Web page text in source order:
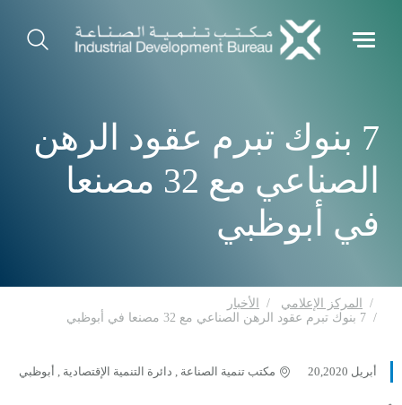
7 بنوك تبرم عقود الرهن
الصناعي مع 32 مصنعا
في أبوظبي
المركز الإعلامي
الأخبار
7 بنوك تبرم عقود الرهن الصناعي مع 32 مصنعا في أبوظبي
أبريل 20,2020 مكتب تنمية الصناعة , دائرة التنمية الإقتصادية , أبوظبي